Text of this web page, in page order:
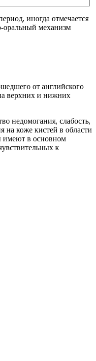
иногда отмечается
оральный механизм
от английского
верхних и нижних
недомогания, слабость,
на коже кистей в области
имеют в основном
к